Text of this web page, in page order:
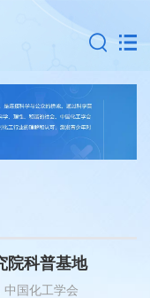
院科普基地
国化工学会